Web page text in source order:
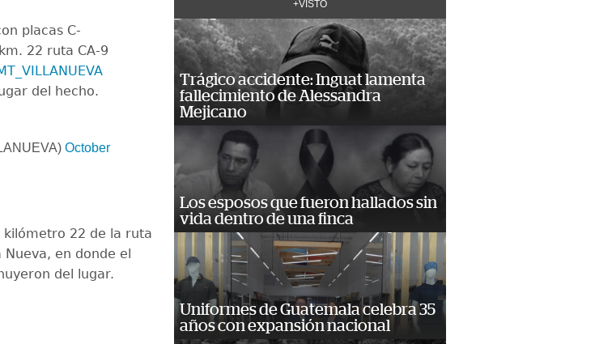
placas C-
22 ruta CA-9
del hecho.
October
22 de la ruta
Nueva, en donde el
del lugar.
+VISTO
Trágico accidente: Inguat lamenta
fallecimiento de Alessandra
Mejicano
Los esposos que fueron hallados sin
vida dentro de una finca
Uniformes de Guatemala celebra 35
años con expansión nacional